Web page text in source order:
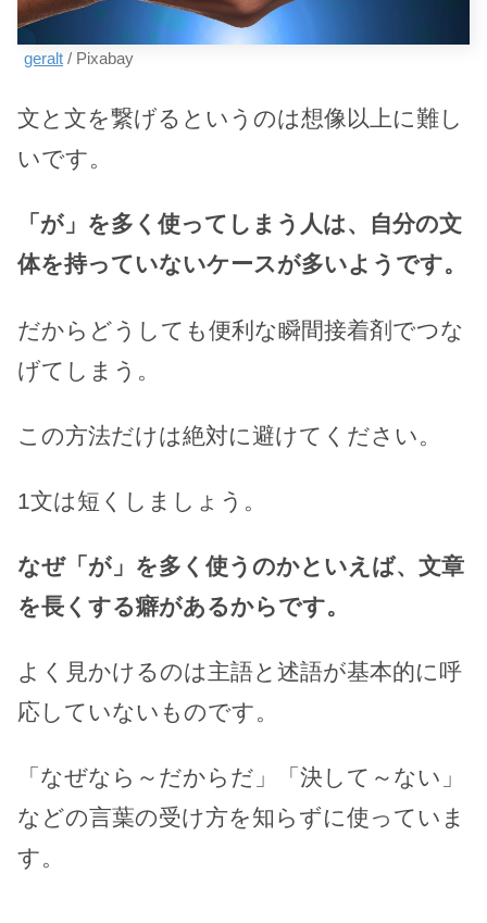
geralt / Pixabay
文と文を繋げるというのは想像以上に難し
いです。
「が」を多く使ってしまう人は、自分の文
体を持っていないケースが多いようです。
だからどうしても便利な瞬間接着剤でつな
げてしまう。
この方法だけは絶対に避けてください。
1文は短くしましょう。
なぜ「が」を多く使うのかといえば、文章
を長くする癖があるからです。
よく見かけるのは主語と述語が基本的に呼
応していないものです。
「なぜなら～だからだ」「決して～ない」
などの言葉の受け方を知らずに使っていま
す。